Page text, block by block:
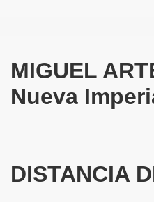
MIGUEL
Nueva
DISTANCIA